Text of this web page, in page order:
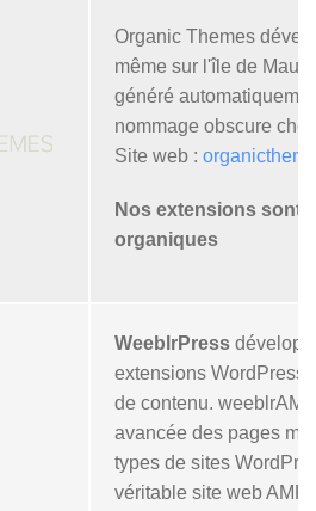
Organic Themes
même sur l'île de
généré
nommage obscure
Site web :
Nos extensions sont
organiques
WeeblrPress
extensions WordPress
de contenu.
avancée des pages
types de sites
véritable site web AMP